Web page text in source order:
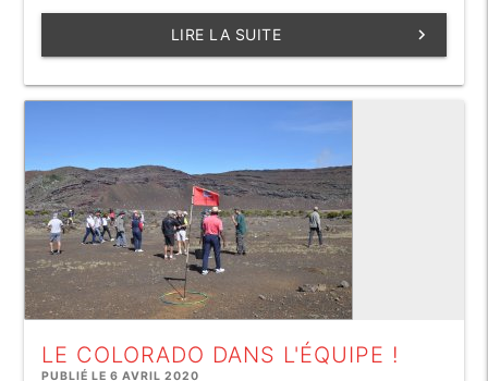
keyboard_arrow_right
LIRE LA SUITE
LE COLORADO DANS L'ÉQUIPE !
PUBLIÉ LE 6 AVRIL 2020